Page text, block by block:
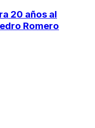
20 años al
Romero